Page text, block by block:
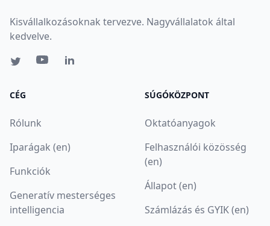
Kisvállalkozásoknak tervezve. Nagyvállalatok által
kedvelve.
CÉG
Rólunk
Iparágak (en)
Funkciók
Generatív mesterséges
intelligencia
SÚGÓKÖZPONT
Oktatóanyagok
Felhasználói közösség
(en)
Állapot (en)
Számlázás és GYIK (en)